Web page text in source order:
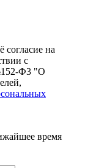
согласие на
с
Ф3 "О
время